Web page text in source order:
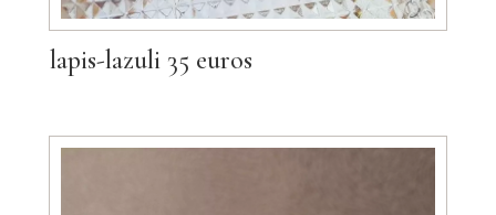
lapis-lazuli 35 euros